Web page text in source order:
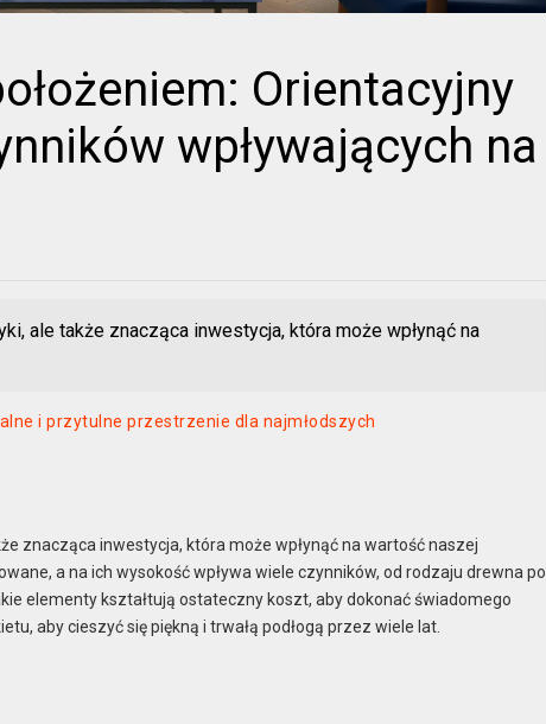
Orientacyjny
wpływających na
ale także znacząca inwestycja, która może wpłynąć na
i przytulne przestrzenie dla najmłodszych
znacząca inwestycja, która może wpłynąć na wartość naszej
a na ich wysokość wpływa wiele czynników, od rodzaju drewna po
elementy kształtują ostateczny koszt, aby dokonać świadomego
aby cieszyć się piękną i trwałą podłogą przez wiele lat.